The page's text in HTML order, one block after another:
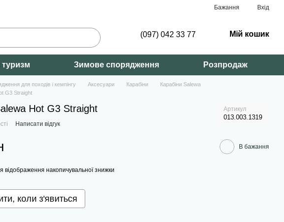
Бажання Вхід
(097) 042 33 77 Мій кошик
Зимове спорядження Розпродаж
для походів і кемпінгу Аксесуари Карабіни
Карабіни Salewa
G3 Straight
Hot G3 Straight Артикул
013.003.1319
Написати відгук
В бажання
відображення накопичувальної знижки
коли з'явиться